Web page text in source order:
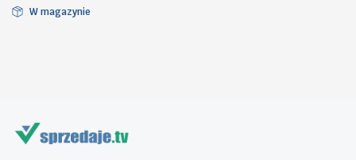
W magazynie